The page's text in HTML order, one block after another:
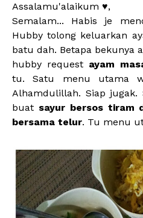
Assalamu'alaikum ♥,
Semalam... Habis je
Hubby tolong keluarkan
batu dah. Betapa bekunya
hubby request ayam
tu. Satu menu utama
Alhamdulillah. Siap
buat sayur bersos tiram
bersama telur. Tu menu